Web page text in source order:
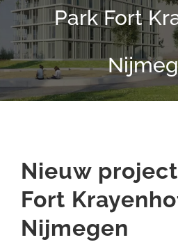
Park Fort
Nieuw
Fort
Nijmegen